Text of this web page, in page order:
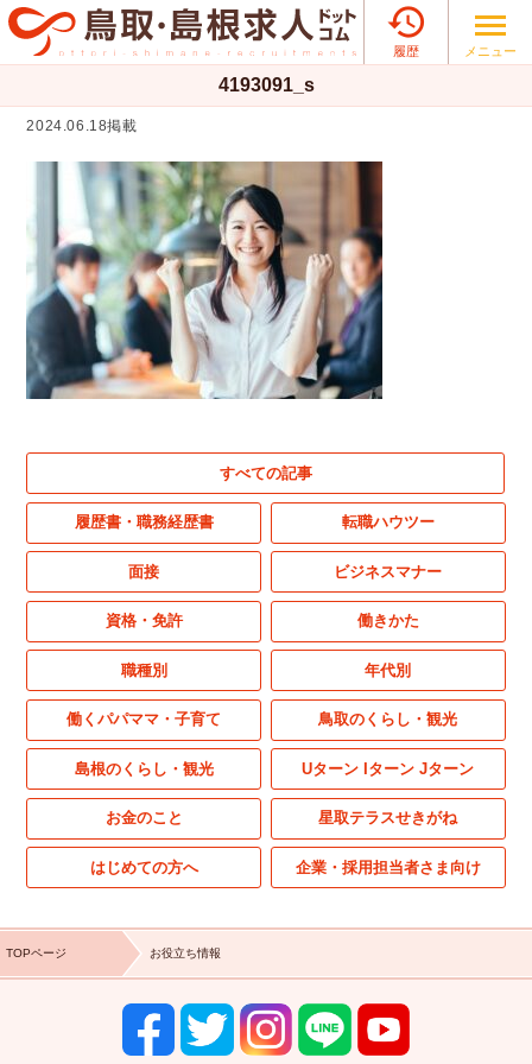

履歴 メニュー
4193091_s
2024.06.18掲載
すべての記事
履歴書・職務経歴書 転職ハウツー
面接 ビジネスマナー
資格・免許 働きかた
職種別 年代別
働くパパママ・子育て 鳥取のくらし・観光
島根のくらし・観光 Uターン Iターン Jターン
お金のこと 星取テラスせきがね
はじめての方へ 企業・採用担当者さま向け
TOPページ お役立ち情報